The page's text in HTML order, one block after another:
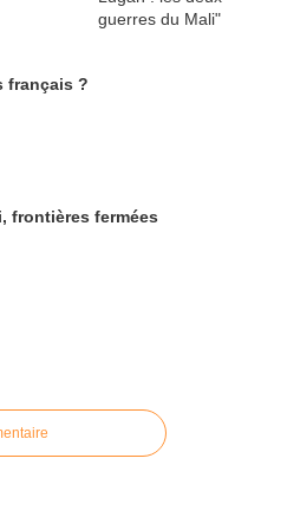
français ?
frontières fermées